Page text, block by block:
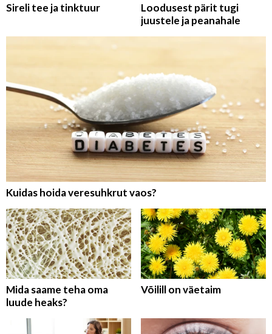
Sireli tee ja tinktuur
Loodusest pärit tugi
juustele ja peanahale
Kuidas hoida veresuhkrut vaos?
Mida saame teha oma
luude heaks?
Võilill on väetaim